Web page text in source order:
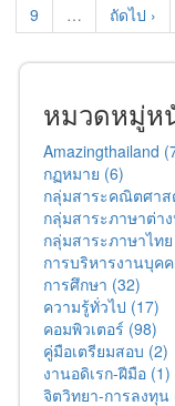
9 … ถัดไป ›
หมวดหมู่ห
Amazingthailand
กฏหมาย (6)
กลุ่มสาระคณิตศาส
กลุ่มสาระภาษาต่า
กลุ่มสาระภาษาไท
การบริหารงานบุค
การศึกษา (32)
ความรู้ทั่วไป (17)
คอมพิวเตอร์ (98)
คู่มือเตรียมสอบ (2)
งานอดิเรก-ฝีมือ (1)
จิตวิทยา-การลงทุน